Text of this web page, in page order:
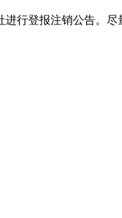
行登报注销公告。